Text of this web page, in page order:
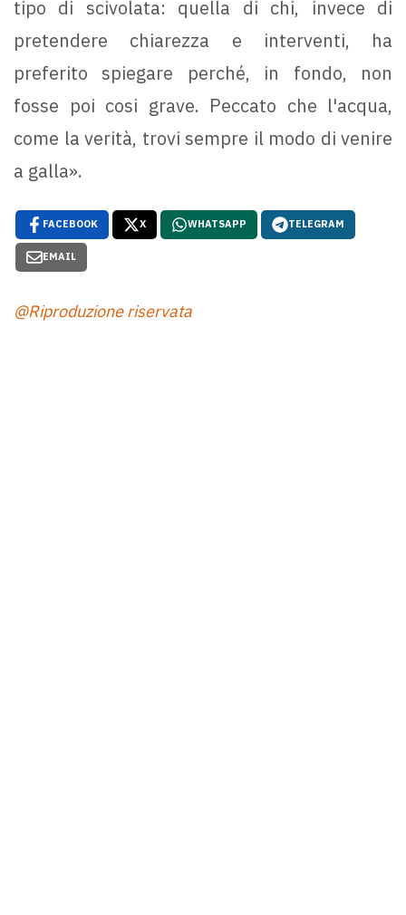
tipo di scivolata: quella di chi, invece di
pretendere chiarezza e interventi, ha
preferito spiegare perché, in fondo, non
fosse poi cosi grave. Peccato che l'acqua,
come la verità, trovi sempre il modo di venire
a galla».
FACEBOOK X WHATSAPP TELEGRAM
EMAIL
@Riproduzione riservata